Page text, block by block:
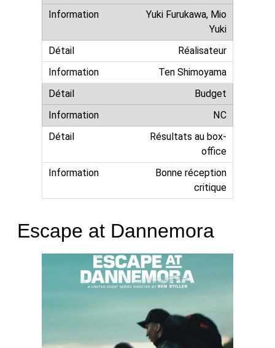
Yuki Furukawa, Mio
Yuki
Réalisateur
Ten Shimoyama
Budget
NC
Résultats au box-
office
Bonne réception
critique
Escape at Dannemora